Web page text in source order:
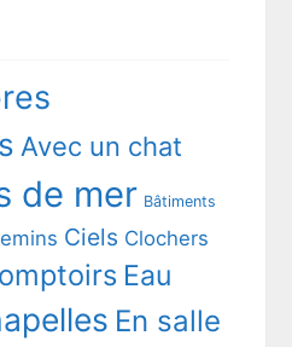
Avec un chat
de mer Bâtiments
Ciels Clochers
Eau
En salle